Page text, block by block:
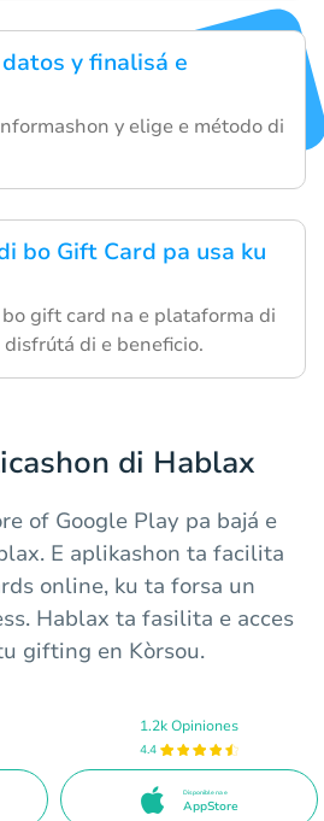
y finalisá e
y elige e método di
bo Gift Card pa usa ku
bo gift card na e plataforma di
di e beneficio.
di Hablax
of Google Play pa bajá e
E aplikashon ta facilita
online, ku ta forsa un
Hablax ta fasilita e acces
gifting en Kòrsou.
1.2k Opiniones
4.4
Disponible na e
AppStore